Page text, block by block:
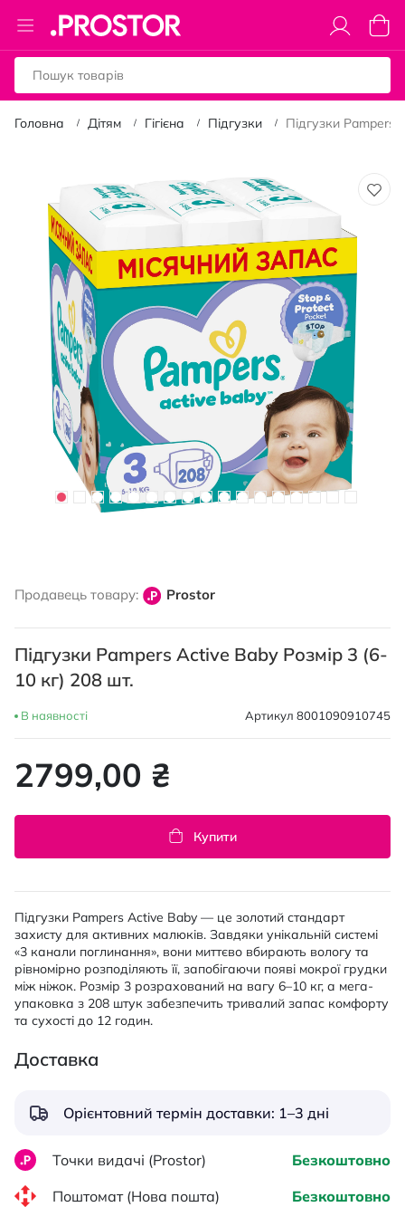
Toggle
Nav
Кошик
Головна Дітям Гігієна Підгузки Підгузки Pampers
галереї
зображень
початку
зображень
Продавець товару: Prostor
Підгузки Pampers Active Baby Розмір 3 (6-
10 кг) 208 шт.
В наявності Артикул 8001090910745
2799,00 ₴
Купити
Підгузки Pampers Active Baby — це золотий стандарт
захисту для активних малюків. Завдяки унікальній системі
«3 канали поглинання», вони миттєво вбирають вологу та
рівномірно розподіляють її, запобігаючи появі мокрої грудки
між ніжок. Розмір 3 розрахований на вагу 6–10 кг, а мега-
упаковка з 208 штук забезпечить тривалий запас комфорту
та сухості до 12 годин.
Доставка
Орієнтовний термін доставки: 1–3 дні
Точки видачі (Prostor)
Безкоштовно
Поштомат (Нова пошта)
Безкоштовно